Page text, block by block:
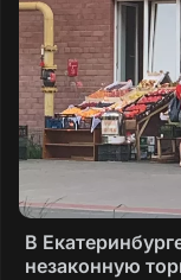
В
незаконную